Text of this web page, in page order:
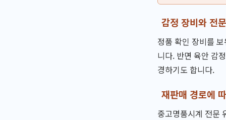
감정 장비와 전
정품 확인 장비를
니다. 반면 육안 감
경하기도 합니다.
재판매 경로에
중고명품시계 전문